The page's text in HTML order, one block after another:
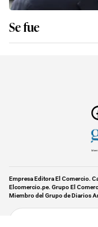
Se fue
Empresa Editora El Comercio.
Elcomercio.pe. Grupo El
Miembro del Grupo de Diarios